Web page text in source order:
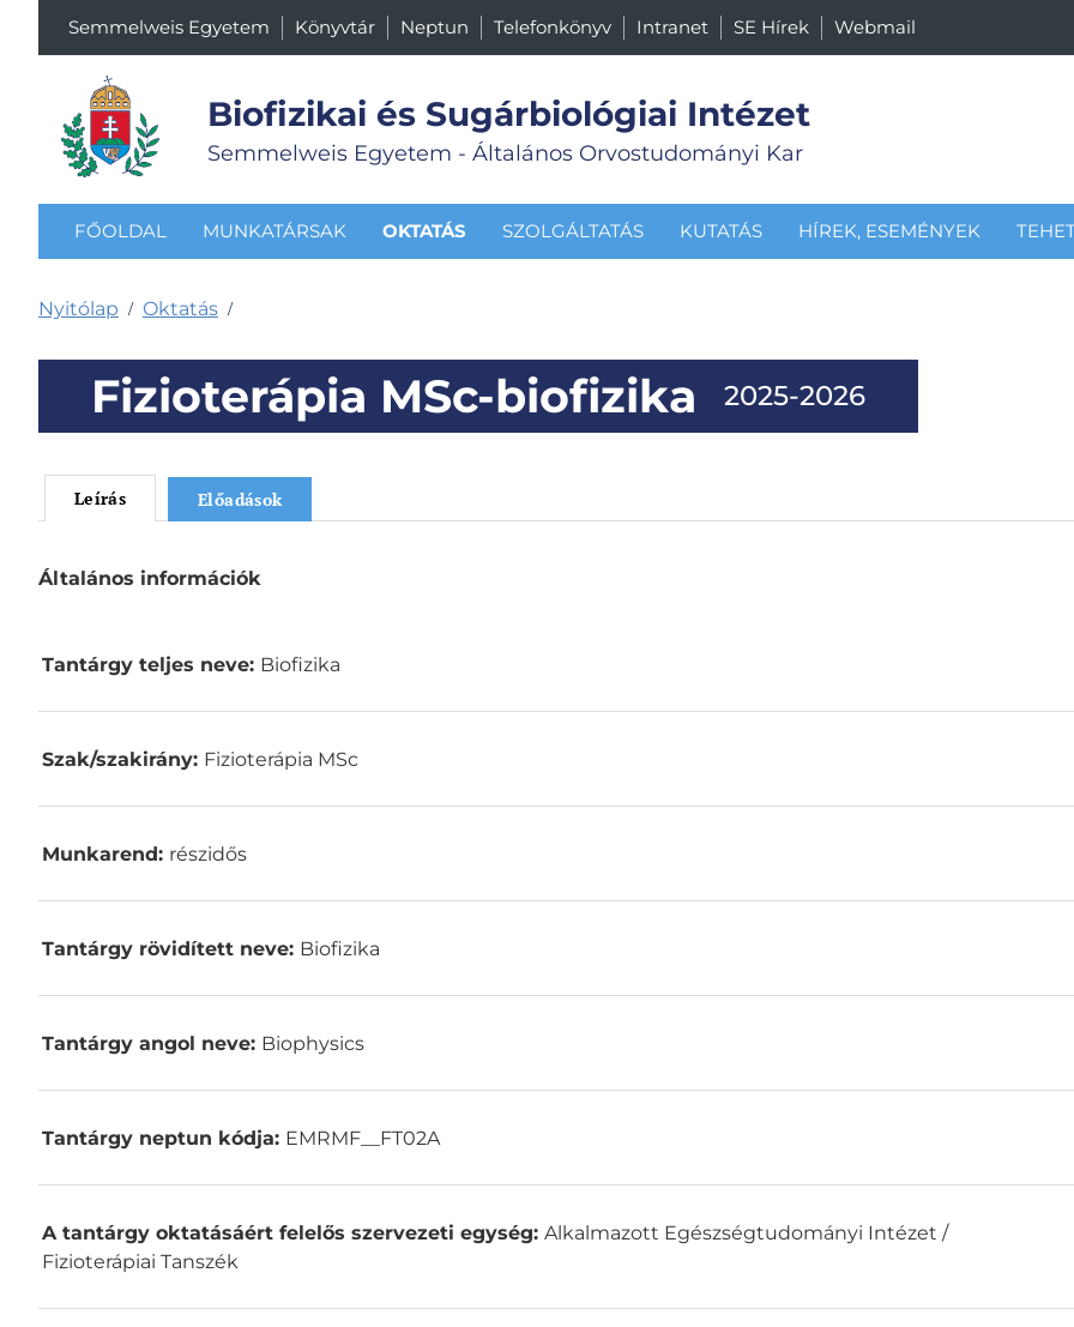
Semmelweis Egyetem Könyvtár Neptun Telefonkönyv Intranet SE Hírek Webmail
Biofizikai és Sugárbiológiai Intézet
Semmelweis Egyetem - Általános Orvostudományi Kar
FŐOLDAL MUNKATÁRSAK OKTATÁS SZOLGÁLTATÁS KUTATÁS HÍREK, ESEMÉNYEK
Nyitólap / Oktatás /
Fizioterápia MSc-biofizika 2025-2026
Leírás Előadások
L
e
á
Általános információk
Tantárgy teljes neve: Biofizika
Szak/szakirány: Fizioterápia MSc
Munkarend: részidős
Tantárgy rövidített neve: Biofizika
Tantárgy angol neve: Biophysics
Tantárgy neptun kódja: EMRMF__FT02A
A tantárgy oktatásáért felelős szervezeti egység: Alkalmazott Egészségtudományi Intézet /
Fizioterápiai Tanszék